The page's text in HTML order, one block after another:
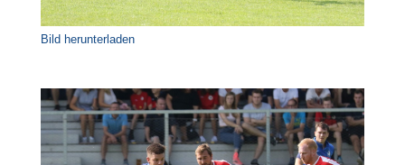
Bild herunterladen